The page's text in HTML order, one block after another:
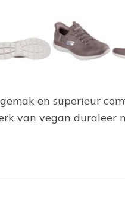
en superieur
van vegan duraleer